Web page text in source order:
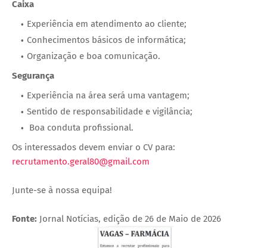
Caixa
Experiência em atendimento ao cliente;
Conhecimentos básicos de informática;
Organização e boa comunicação.
Segurança
Experiência na área será uma vantagem;
Sentido de responsabilidade e vigilância;
Boa conduta profissional.
Os interessados devem enviar o CV para:
recrutamento.geral80@gmail.com
Junte-se à nossa equipa!
Fonte: Jornal Notícias, edição de 26 de Maio de 2026